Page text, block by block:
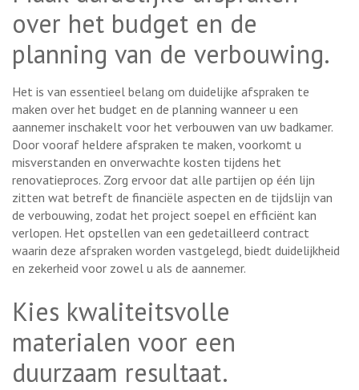
over het budget en de
planning van de verbouwing.
Het is van essentieel belang om duidelijke afspraken te
maken over het budget en de planning wanneer u een
aannemer inschakelt voor het verbouwen van uw badkamer.
Door vooraf heldere afspraken te maken, voorkomt u
misverstanden en onverwachte kosten tijdens het
renovatieproces. Zorg ervoor dat alle partijen op één lijn
zitten wat betreft de financiële aspecten en de tijdslijn van
de verbouwing, zodat het project soepel en efficiënt kan
verlopen. Het opstellen van een gedetailleerd contract
waarin deze afspraken worden vastgelegd, biedt duidelijkheid
en zekerheid voor zowel u als de aannemer.
Kies kwaliteitsvolle
materialen voor een
duurzaam resultaat.